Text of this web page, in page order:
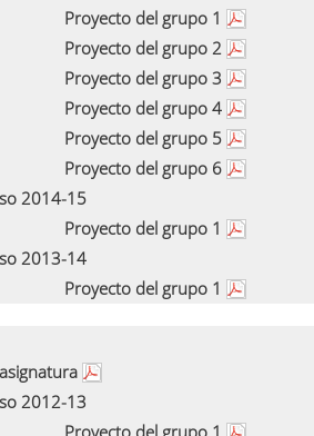
Proyecto del grupo 1
Proyecto del grupo 2
Proyecto del grupo 3
Proyecto del grupo 4
Proyecto del grupo 5
Proyecto del grupo 6
2014-15
Proyecto del grupo 1
2013-14
Proyecto del grupo 1
2012-13
Proyecto del grupo 1